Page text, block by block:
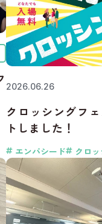
2026.06.26
クロッシングフ
トしました！
エンパシード クロ